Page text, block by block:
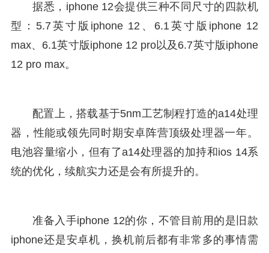
据悉，iphone 12会提供三种不同尺寸的四款机
型：5.7英寸版iphone 12、6.1英寸版iphone 12
max、6.1英寸版iphone 12 pro以及6.7英寸版iphone
12 pro max。
配置上，搭载基于5nm工艺制程打造的a14处理
器，性能或领先同时期安卓阵营顶级处理器一年。
电池容量缩小，但有了a14处理器的加持和ios 14系
统的优化，续航实力还是会有所提升的。
准备入手iphone 12的你，不管目前用的是旧款
iphone还是安卓机，换机前后都有非常多的事情需